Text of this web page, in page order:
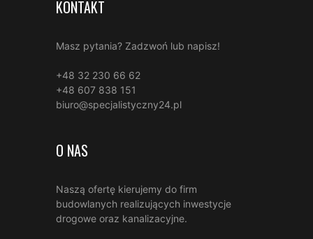
KONTAKT
Masz pytania? Zadzwoń lub napisz!
+48 32 230 66 62
+48 607 838 151
biuro@specjalistyczny24.pl
O NAS
Naszą ofertę kierujemy do firm
budowlanych realizujących inwestycje
drogowe oraz kanalizacyjne.